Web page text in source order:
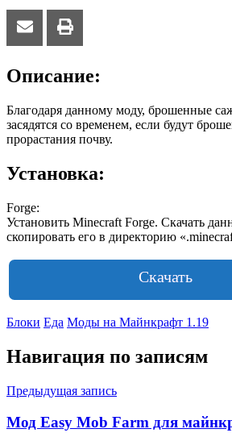
Описание:
Благодаря данному моду, брошенные
засядятся со временем, если будут
прорастания почву.
Установка:
Forge:
Установить Minecraft Forge. Скачать
скопировать его в директорию
Скачать
Блоки Еда Моды на Майнкрафт 1.19
Навигация по записям
Предыдущая запись
Мод Easy Mob Farm для